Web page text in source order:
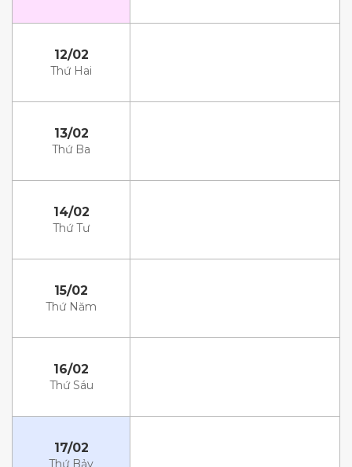
12/02
Thứ Hai
13/02
Thứ Ba
14/02
Thứ Tư
15/02
Thứ Năm
16/02
Thứ Sáu
17/02
Thứ Bảy